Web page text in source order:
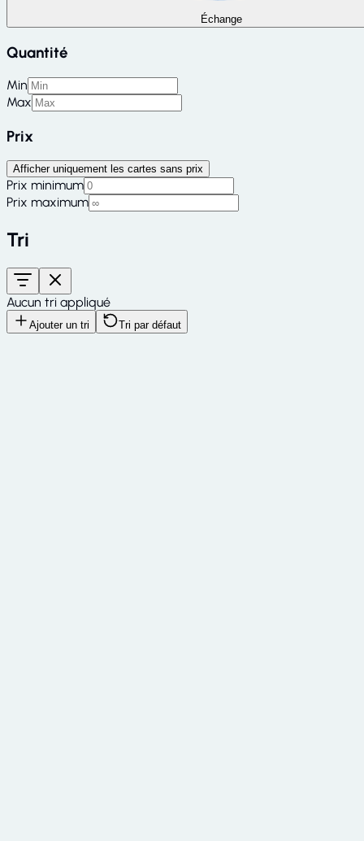
Échange
Quantité
Min
Max
Prix
Afficher uniquement les cartes sans prix
Prix minimum
Prix maximum
Tri
Aucun tri appliqué
Ajouter un tri Tri par défaut